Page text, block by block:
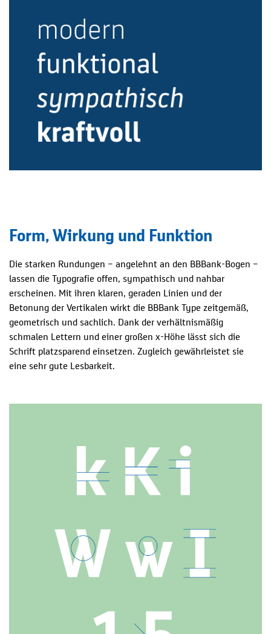
Form, Wirkung und Funktion
Die starken Rundungen – angelehnt an den BBBank-Bogen –
lassen die Typografie offen, sympathisch und nahbar
erscheinen. Mit ihren klaren, geraden Linien und der
Betonung der Vertikalen wirkt die BBBank Type zeitgemäß,
geometrisch und sachlich. Dank der verhältnismäßig
schmalen Lettern und einer großen x-Höhe lässt sich die
Schrift platzsparend einsetzen. Zugleich gewährleistet sie
eine sehr gute Lesbarkeit.